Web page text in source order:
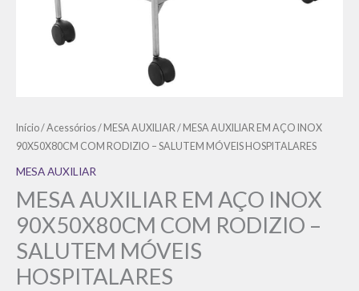
Início/Acessórios/ MESA AUXILIAR/ MESA AUXILIAR EM AÇO INOX
90X50X80CM COM RODIZIO – SALUTEM MÓVEIS HOSPITALARES
MESA AUXILIAR
MESA AUXILIAR EM AÇO INOX
90X50X80CM COM RODIZIO –
SALUTEM MÓVEIS
HOSPITALARES